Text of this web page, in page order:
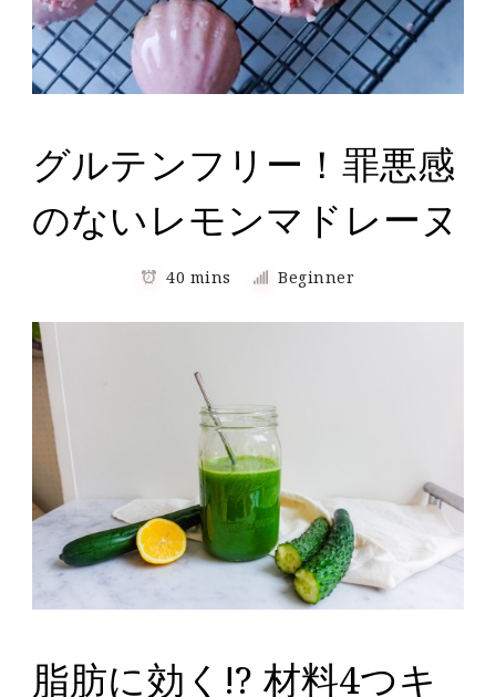
グルテンフリー！罪悪感
のないレモンマドレーヌ
40 mins Beginner
脂肪に効く!? 材料4つキ